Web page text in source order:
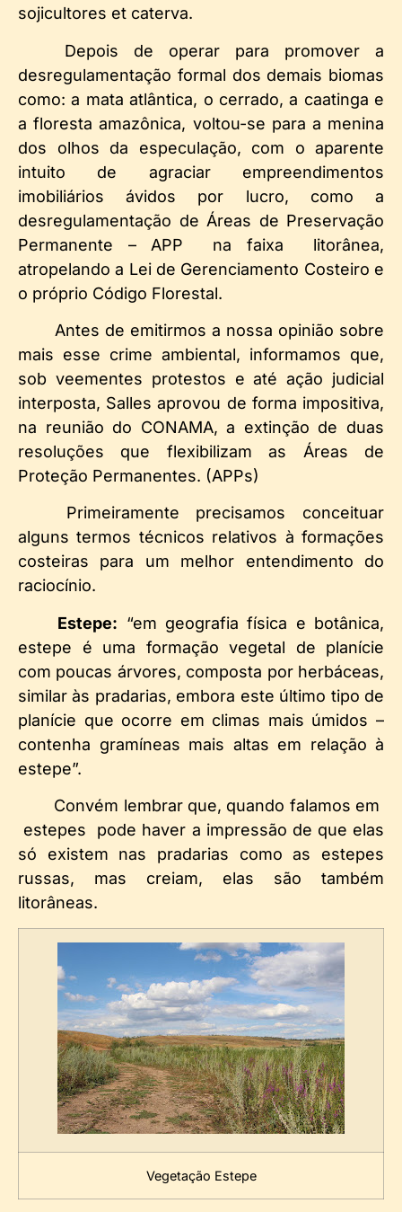
sojicultores et caterva.
Depois de operar para promover a
desregulamentação formal dos demais biomas
como: a mata atlântica, o cerrado, a caatinga e
a floresta amazônica, voltou-se para a menina
dos olhos da especulação, com o aparente
intuito de agraciar empreendimentos
imobiliários ávidos por lucro, como a
desregulamentação de Áreas de Preservação
Permanente – APP na faixa litorânea,
atropelando a Lei de Gerenciamento Costeiro e
o próprio Código Florestal.
Antes de emitirmos a nossa opinião sobre
mais esse crime ambiental, informamos que,
sob veementes protestos e até ação judicial
interposta, Salles aprovou de forma impositiva,
na reunião do CONAMA, a extinção de duas
resoluções que flexibilizam as Áreas de
Proteção Permanentes. (APPs)
Primeiramente precisamos conceituar
alguns termos técnicos relativos à formações
costeiras para um melhor entendimento do
raciocínio.
Estepe: “em geografia física e botânica,
estepe é uma formação vegetal de planície
com poucas árvores, composta por herbáceas,
similar às pradarias, embora este último tipo de
planície que ocorre em climas mais úmidos –
contenha gramíneas mais altas em relação à
estepe”.
Convém lembrar que, quando falamos em
estepes pode haver a impressão de que elas
só existem nas pradarias como as estepes
russas, mas creiam, elas são também
litorâneas.
Vegetação Estepe